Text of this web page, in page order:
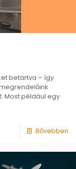
betartva – így
Most például egy
Bővebben